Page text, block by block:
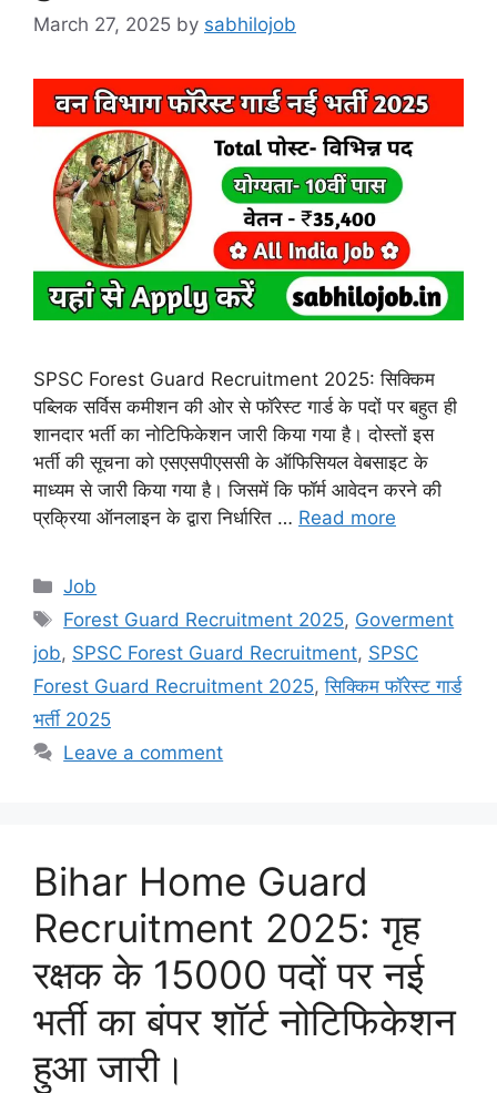
March 27, 2025 by sabhilojob
SPSC Forest Guard Recruitment 2025: सिक्किम
पब्लिक सर्विस कमीशन की ओर से फॉरेस्ट गार्ड के पदों पर बहुत ही
शानदार भर्ती का नोटिफिकेशन जारी किया गया है। दोस्तों इस
भर्ती की सूचना को एसएसपीएससी के ऑफिसियल वेबसाइट के
माध्यम से जारी किया गया है। जिसमें कि फॉर्म आवेदन करने की
प्रक्रिया ऑनलाइन के द्वारा निर्धारित … Read more
Categories
Job
Tags
Forest Guard Recruitment 2025, Goverment
job, SPSC Forest Guard Recruitment, SPSC
Forest Guard Recruitment 2025,सिक्किम फॉरेस्ट गार्ड
भर्ती 2025
Leave a comment
Bihar Home Guard
Recruitment 2025: गृह
रक्षक के 15000 पदों पर नई
भर्ती का बंपर शॉर्ट नोटिफिकेशन
हुआ जारी।